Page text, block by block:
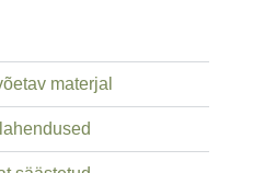
materjal